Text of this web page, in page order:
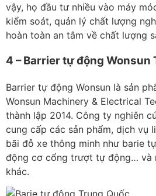
vậy, họ đầu tư nhiều vào máy
kiểm soát, quản lý chất lượng
hoàn toàn an tâm về chất lượng
4 – Barrier tự động Wonsun
Barrier tự động Wonsun là sản
Wonsun Machinery & Electrical
thành lập 2014. Công ty nghiên
cung cấp các sản phẩm, dịch vụ
bãi đỗ xe thông minh như barie
động cơ cổng trượt tự động… và
khác.